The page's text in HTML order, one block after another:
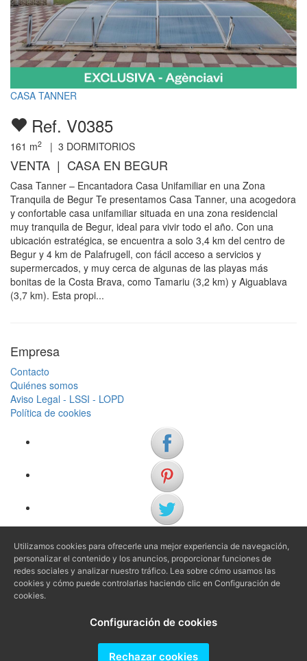
CASA TANNER
Ref. V0385
161 m2 | 3 DORMITORIOS
VENTA | CASA EN BEGUR
Casa Tanner – Encantadora Casa Unifamiliar en una Zona
Tranquila de Begur Te presentamos Casa Tanner, una acogedora
y confortable casa unifamiliar situada en una zona residencial
muy tranquila de Begur, ideal para vivir todo el año. Con una
ubicación estratégica, se encuentra a solo 3,4 km del centro de
Begur y 4 km de Palafrugell, con fácil acceso a servicios y
supermercados, y muy cerca de algunas de las playas más
bonitas de la Costa Brava, como Tamariu (3,2 km) y Aiguablava
(3,7 km). Esta propi...
Empresa
Contacto
Quiénes somos
Aviso Legal - LSSI - LOPD
Política de cookies
(+34) 972 622 505
(+34) 638 983 816
Utilizamos cookies para ofrecerle una mejor experiencia de navegación,
personalizar el contenido y los anuncios, proporcionar funciones de
redes sociales y analizar nuestro tráfico. Lea sobre cómo usamos las
cookies y cómo puede controlarlas haciendo clic en Configuración de
cookies.
Configuración de cookies
Rechazar cookies